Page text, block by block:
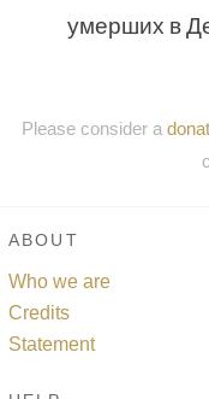
умерших в
Please consider a
ABOUT
Who we are
Credits
Statement